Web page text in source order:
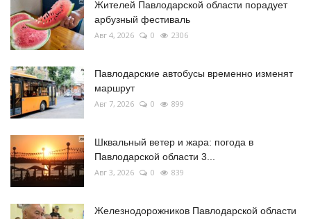
Жителей Павлодарской области порадует
арбузный фестиваль
Авг 4, 2026 0 2306
Павлодарские автобусы временно изменят
маршрут
Авг 7, 2026 0 899
Шквальный ветер и жара: погода в
Павлодарской области 3...
Авг 3, 2026 0 839
Железнодорожников Павлодарской области